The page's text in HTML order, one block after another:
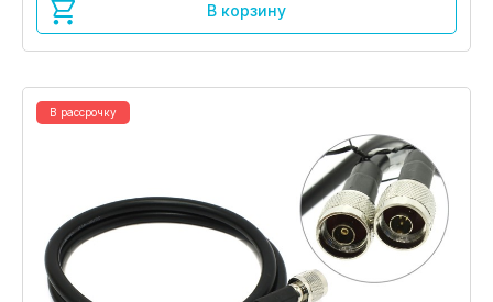
В корзину
В рассрочку